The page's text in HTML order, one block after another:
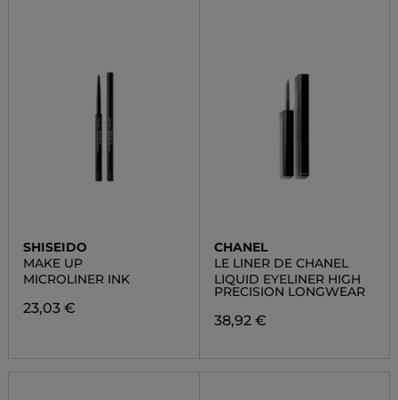
SHISEIDO
MAKE UP
MICROLINER INK
23,03 €
CHANEL
LE LINER DE CHANEL
LIQUID EYELINER HIGH
PRECISION LONGWEAR
38,92 €